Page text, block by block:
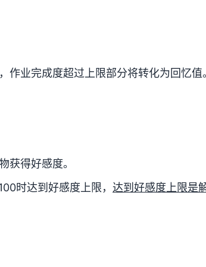
作业完成度超过上限部分将转化为回忆值
获得好感度。
时达到好感度上限， 达到好感度上限是